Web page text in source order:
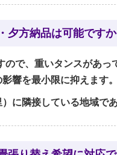
夕方納品は可能ですか
で、重いタンスがあ
響を最小限に抑えます。
に隣接している地域で